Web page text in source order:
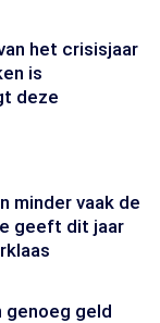
het crisisjaar
is
deze
minder vaak de
geeft dit jaar
genoeg geld